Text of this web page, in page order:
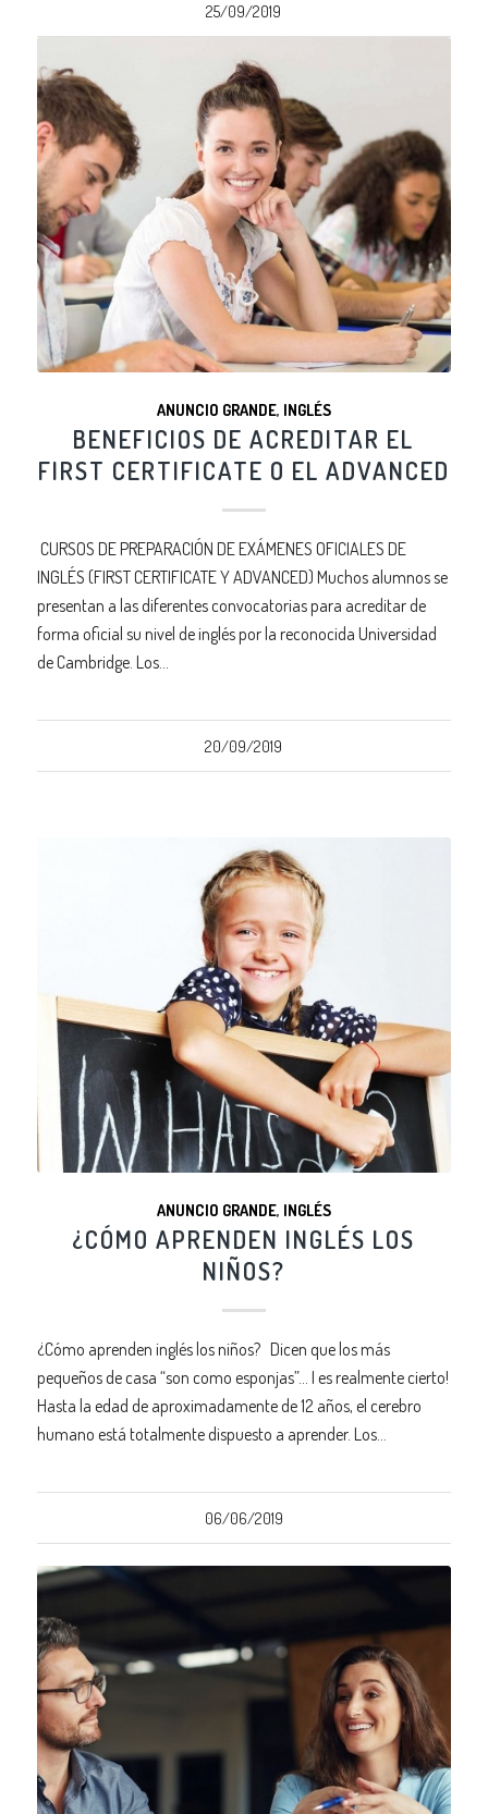
25/09/2019
ANUNCIO GRANDE, INGLÉS
BENEFICIOS DE ACREDITAR EL
FIRST CERTIFICATE O EL ADVANCED
CURSOS DE PREPARACIÓN DE EXÁMENES OFICIALES DE
INGLÉS (FIRST CERTIFICATE Y ADVANCED) Muchos alumnos se
presentan a las diferentes convocatorias para acreditar de
forma oficial su nivel de inglés por la reconocida Universidad
de Cambridge. Los…
20/09/2019
ANUNCIO GRANDE, INGLÉS
¿CÓMO APRENDEN INGLÉS LOS
NIÑOS?
¿Cómo aprenden inglés los niños? Dicen que los más
pequeños de casa “son como esponjas”… I es realmente cierto!
Hasta la edad de aproximadamente de 12 años, el cerebro
humano está totalmente dispuesto a aprender. Los…
06/06/2019